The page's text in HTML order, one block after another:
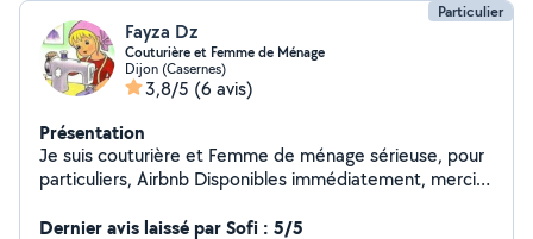
Particulier
Fayza Dz
Couturière et Femme de Ménage
Dijon (Casernes)
3,8/5 (6 avis)
Présentation
Je suis couturière et Femme de ménage sérieuse, pour
particuliers, Airbnb Disponibles immédiatement, merci
Dernier avis laissé par Sofi : 5/5